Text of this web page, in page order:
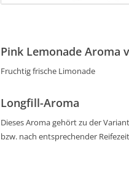
Pink Lemonade Aroma
Fruchtig frische Limonade
Longfill-Aroma
Dieses Aroma gehört zu der
bzw. nach entsprechender